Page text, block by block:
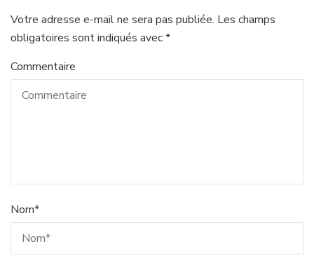
Votre adresse e-mail ne sera pas publiée. Les champs
obligatoires sont indiqués avec*
Commentaire
Nom*